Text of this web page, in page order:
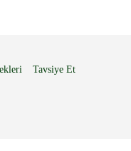
Tavsiye Et